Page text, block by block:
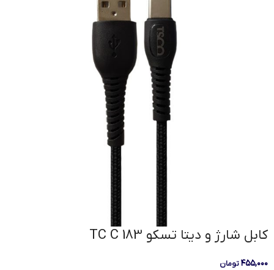
كابل شارژ و دیتا تسکو TC C 183
۴۵۵,۰۰۰تومان